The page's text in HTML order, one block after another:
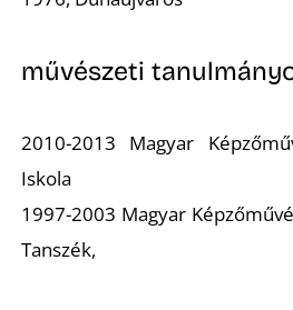
művészeti
2010-2013 Magyar
Iskola
1997-2003 Magyar
Tanszék,